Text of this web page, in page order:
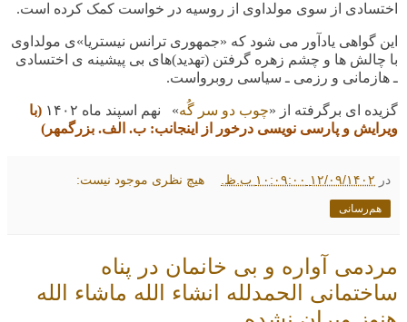
اختسادی از سوی مولداوی از روسیه در خواست کمک کرده است.
این گواهی یادآور می شود که «جمهوری ترانس نیستریا»ی مولداوی
با چالش ها و چشم زهره گرفتن (تهدید)های بی پیشینه ی اختسادی
ـ هازمانی و رزمی ـ سیاسی روبرواست.
گزیده ای برگرفته از «چوب دو سر گُه» نهم اسپند ماه ۱۴۰۲ (با
ویرایش و پارسی نویسی درخور از اینجانب: ب. الف. بزرگمهر)
در ۱۲/۰۹/۱۴۰۲ ۱۰:۰۹:۰۰ ب.ظ. هیچ نظری موجود نیست:
هم‌رسانی
مردمی آواره و بی خانمان در پناه
ساختمانی الحمدلله انشاء الله ماشاء الله